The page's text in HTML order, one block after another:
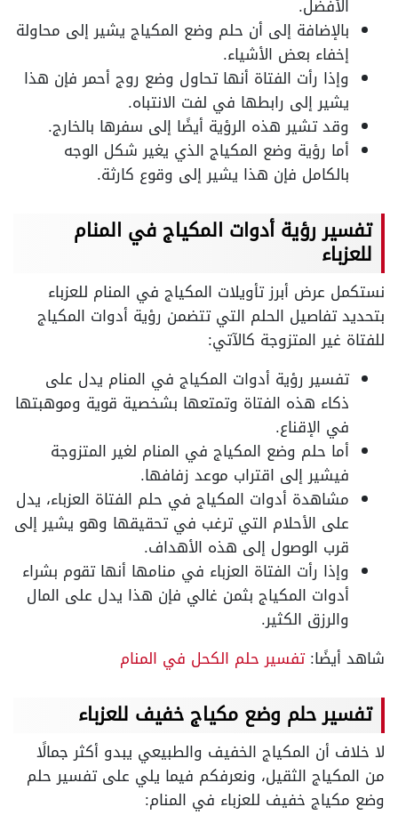
الأفضل.
بالإضافة إلى أن حلم وضع المكياج يشير إلى محاولة
إخفاء بعض الأشياء.
وإذا رأت الفتاة أنها تحاول وضع روج أحمر فإن هذا
يشير إلى رابطها في لفت الانتباه.
وقد تشير هذه الرؤية أيضًا إلى سفرها بالخارج.
أما رؤية وضع المكياج الذي يغير شكل الوجه
بالكامل فإن هذا يشير إلى وقوع كارثة.
تفسير رؤية أدوات المكياج في المنام
للعزباء
نستكمل عرض أبرز تأويلات المكياج في المنام للعزباء
بتحديد تفاصيل الحلم التي تتضمن رؤية أدوات المكياج
للفتاة غير المتزوجة كالآتي:
تفسير رؤية أدوات المكياج في المنام يدل على
ذكاء هذه الفتاة وتمتعها بشخصية قوية وموهبتها
في الإقناع.
أما حلم وضع المكياج في المنام لغير المتزوجة
فيشير إلى اقتراب موعد زفافها.
مشاهدة أدوات المكياج في حلم الفتاة العزباء، يدل
على الأحلام التي ترغب في تحقيقها وهو يشير إلى
قرب الوصول إلى هذه الأهداف.
وإذا رأت الفتاة العزباء في منامها أنها تقوم بشراء
أدوات المكياج بثمن غالي فإن هذا يدل على المال
والرزق الكثير.
شاهد أيضًا:تفسير حلم الكحل في المنام
تفسير حلم وضع مكياج خفيف للعزباء
لا خلاف أن المكياج الخفيف والطبيعي يبدو أكثر جمالًا
من المكياج الثقيل، ونعرفكم فيما يلي على تفسير حلم
وضع مكياج خفيف للعزباء في المنام: